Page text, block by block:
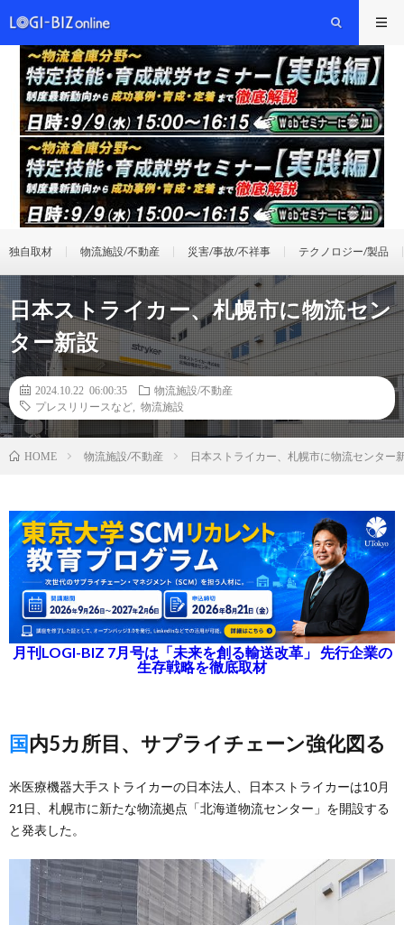
独自取材 物流施設/不動産 災害/事故/不祥事 テクノロジー/製品
日本ストライカー、札幌市に物流セン
ター新設
2024.10.22 06:00:35
物流施設/不動産
プレスリリースなど
物流施設
HOME 物流施設/不動産 日本ストライカー、札幌市に物流センター
月刊LOGI-BIZ 7月号は「未来を創る輸送改革」 先行企業の
生存戦略を徹底取材
国内5カ所目、サプライチェーン強化図る
米医療機器大手ストライカーの日本法人、日本ストライカーは10月
21日、札幌市に新たな物流拠点「北海道物流センター」を開設する
と発表した。